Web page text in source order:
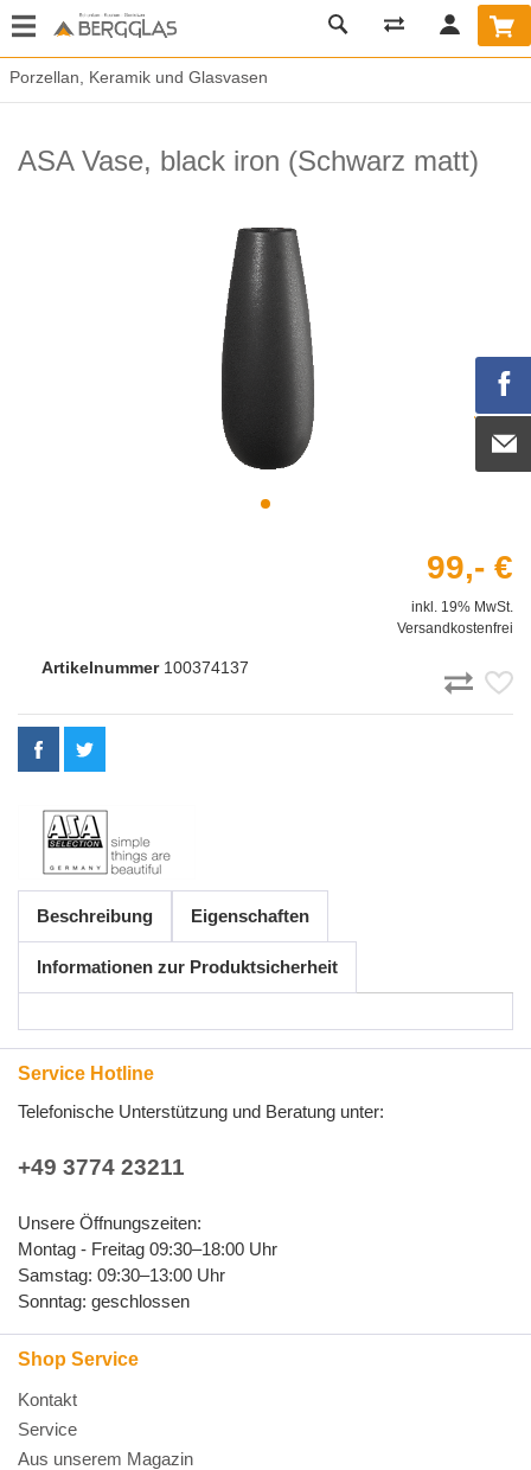
Porzellan, Keramik und Glasvasen
ASA Vase, black iron (Schwarz matt)
99,- €
inkl. 19% MwSt.
Versandkostenfrei
Artikelnummer100374137
Beschreibung Eigenschaften
Informationen zur Produktsicherheit
Service Hotline
Telefonische Unterstützung und Beratung unter:
+49 3774 23211
Unsere Öffnungszeiten:
Montag - Freitag 09:30–18:00 Uhr
Samstag: 09:30–13:00 Uhr
Sonntag: geschlossen
Shop Service
Kontakt
Service
Aus unserem Magazin